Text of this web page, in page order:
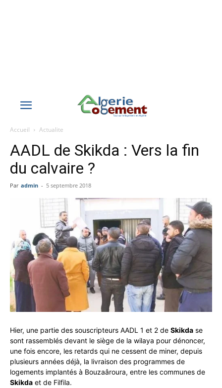
Accueil Actualite
AADL de Skikda : Vers la fin
du calvaire ?
Par admin - 5 septembre 2018
Hier, une partie des souscripteurs AADL 1 et 2 de Skikda se
sont rassemblés devant le siège de la wilaya pour dénoncer,
une fois encore, les retards qui ne cessent de miner, depuis
plusieurs années déjà, la livraison des programmes de
logements implantés à Bouzaâroura, entre les communes de
Skikda et de Filfila.